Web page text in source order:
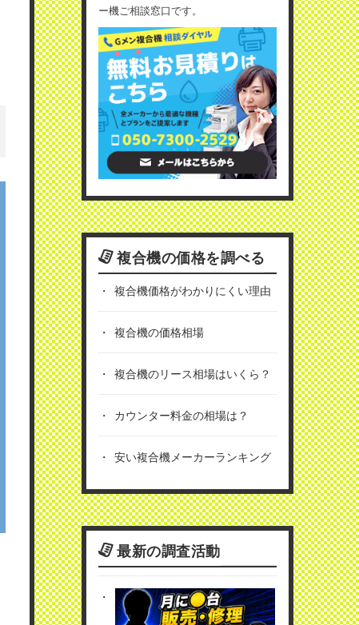
ー機ご相談窓口です。
複合機の価格を調べる
複合機価格がわかりにくい理由
複合機の価格相場
複合機のリース相場はいくら？
カウンター料金の相場は？
安い複合機メーカーランキング
最新の調査活動